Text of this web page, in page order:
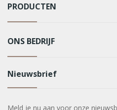
PRODUCTEN
ONS BEDRIJF
Nieuwsbrief
Meld je nu aan voor onze